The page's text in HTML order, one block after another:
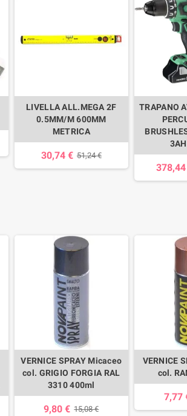
LIVELLA ALL.MEGA 2F
0.5MM/M 600MM
METRICA
30,74 € 51,24 €
TRAPANO
VERNICE SPRAY Micaceo
col. GRIGIO FORGIA RAL
3310 400ml
9,80 € 15,08 €
VERNICE
col.
7,77